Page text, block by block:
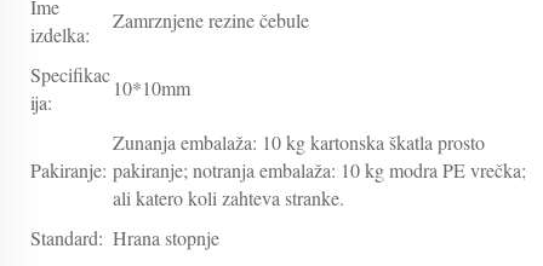
Ime
izdelka:
Zamrznjene rezine čebule
Specifikac
ija:
10*10mm
Pakiranje:
Zunanja embalaža: 10 kg kartonska škatla prosto
pakiranje; notranja embalaža: 10 kg modra PE vrečka;
ali katero koli zahteva stranke.
Standard: Hrana stopnje